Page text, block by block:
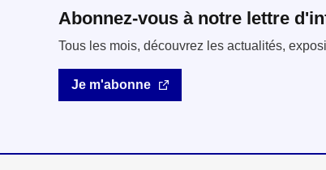
Abonnez-vous à notre lettre
Tous les mois, découvrez les actualités,
Je m'abonne